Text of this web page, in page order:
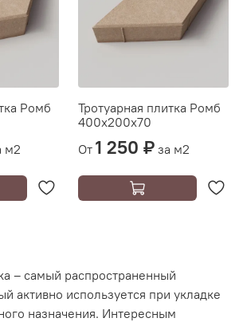
Ромб
м2
Тротуарная плитка Ромб
400х200х70
От 1 250 ₽ за м2
– самый распространенный
активно используется при укладке
назначения. Интересным